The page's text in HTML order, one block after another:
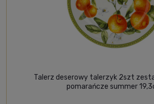
Talerz deserowy talerzyk 2szt
pomarańcze summer